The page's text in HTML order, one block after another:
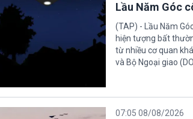
Lầu Năm Góc
(TAP) - Lầu Năm
hiện tượng bất
từ nhiều cơ quan
và Bộ Ngoại giao
07:05 08/08/2026